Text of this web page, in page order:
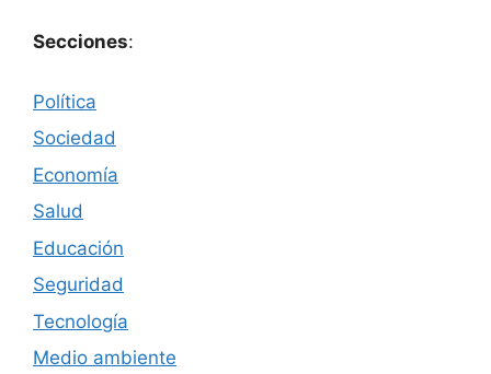
Secciones:
Política
Sociedad
Economía
Salud
Educación
Seguridad
Tecnología
Medio ambiente